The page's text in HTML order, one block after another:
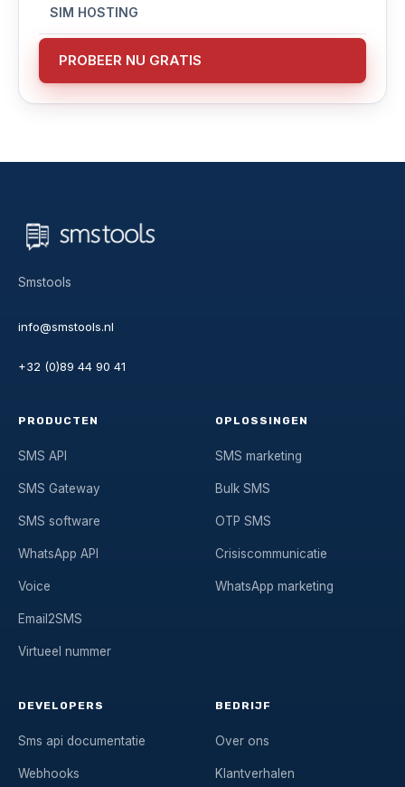
SIM HOSTING
PROBEER NU GRATIS
Smstools
info@smstools.nl
+32 (0)89 44 90 41
PRODUCTEN
SMS API
SMS Gateway
SMS software
WhatsApp API
Voice
Email2SMS
Virtueel nummer
OPLOSSINGEN
SMS marketing
Bulk SMS
OTP SMS
Crisiscommunicatie
WhatsApp marketing
DEVELOPERS
Sms api documentatie
Webhooks
BEDRIJF
Over ons
Klantverhalen